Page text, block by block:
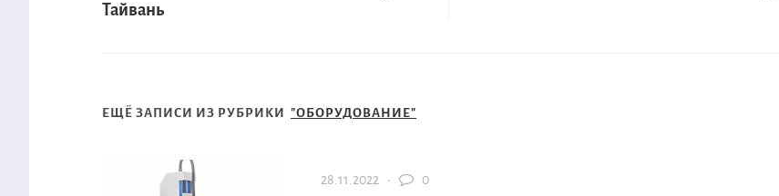
Тайвань
ЕЩЁ ЗАПИСИ ИЗ РУБРИКИ "ОБОРУДОВАНИЕ"
28.11.2022 · 0